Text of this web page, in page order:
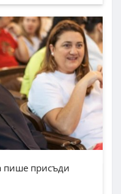
пише присъди